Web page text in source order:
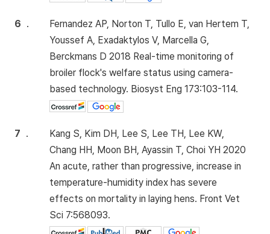
6 .
Fernandez AP, Norton T, Tullo E, van Hertem T,
Youssef A, Exadaktylos V, Marcella G,
Berckmans D 2018 Real-time monitoring of
broiler flock's welfare status using camera-
based technology. Biosyst Eng 173:103-114.
7 .
Kang S, Kim DH, Lee S, Lee TH, Lee KW,
Chang HH, Moon BH, Ayassin T, Choi YH 2020
An acute, rather than progressive, increase in
temperature-humidity index has severe
effects on mortality in laying hens. Front Vet
Sci 7:568093.